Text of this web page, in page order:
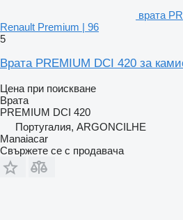
врата
Renault Premium | 96
5
Врата PREMIUM DCI 420 за
Цена при поискване
Врата
PREMIUM DCI 420
Португалия, ARGONCILHE
Manaiacar
Свържете се с продавача